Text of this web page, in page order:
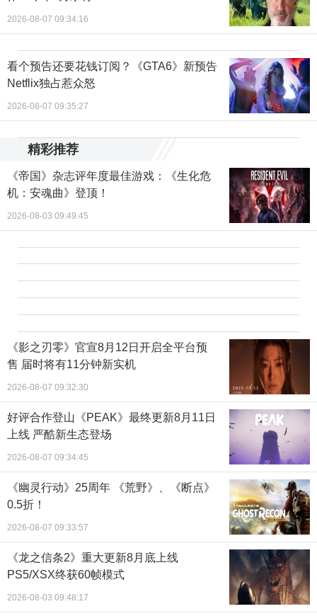
2026-08-07 09:34:16
看个预告还要花钱订阅？《GTA6》新预告
Netflix独占惹众怒
2026-08-07 09:35:27
精彩推荐
《帝国》杂志评年度最佳游戏：《生化危
机：安魂曲》登顶！
2026-08-03 09:49:45
《影之刃零》官宣8月12日开启全平台预
售 届时将有11分钟新实机
2026-08-07 09:32:30
好评合作登山《PEAK》最终更新8月11日
上线 严酷新生态登场
2026-08-07 09:34:45
《幽灵行动》25周年 《荒野》、《断点》
0.5折！
2026-08-07 09:33:57
《龙之信条2》重大更新8月底上线
PS5/XSX终获60帧模式
2026-08-03 09:48:17